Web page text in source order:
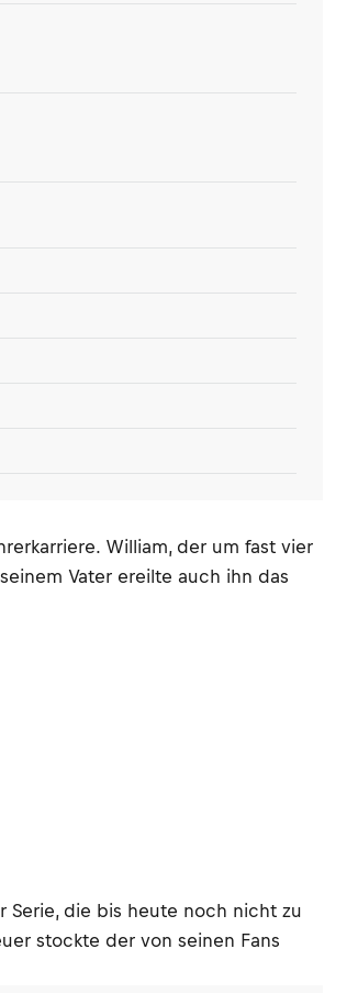
William, der um fast vier
Vater ereilte auch ihn das
Serie, die bis heute noch nicht zu
stockte der von seinen Fans